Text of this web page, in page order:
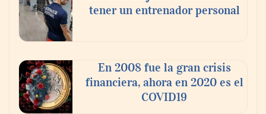
tener un entrenador personal
En 2008 fue la gran crisis
financiera, ahora en 2020 es el
COVID19